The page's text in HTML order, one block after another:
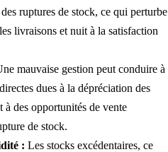
ruptures de stock, ce qui perturbe
livraisons et nuit à la satisfaction
mauvaise gestion peut conduire à
dues à la dépréciation des
à des opportunités de vente
de stock.
: Les stocks excédentaires, ce